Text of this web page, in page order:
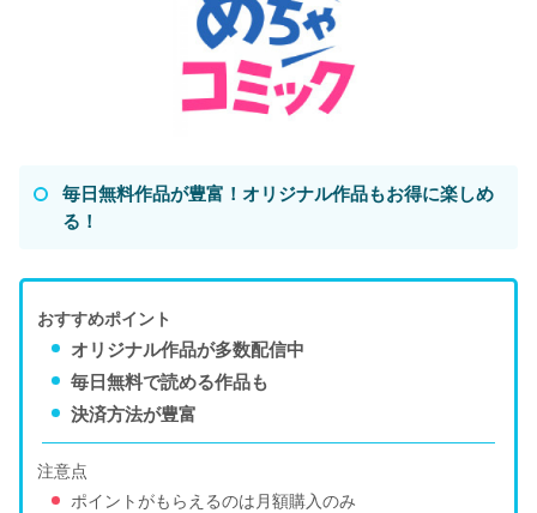
毎日無料作品が豊富！オリジナル作品もお得に楽しめ
る！
おすすめポイント
オリジナル作品が多数配信中
毎日無料で読める作品も
決済方法が豊富
注意点
ポイントがもらえるのは月額購入のみ